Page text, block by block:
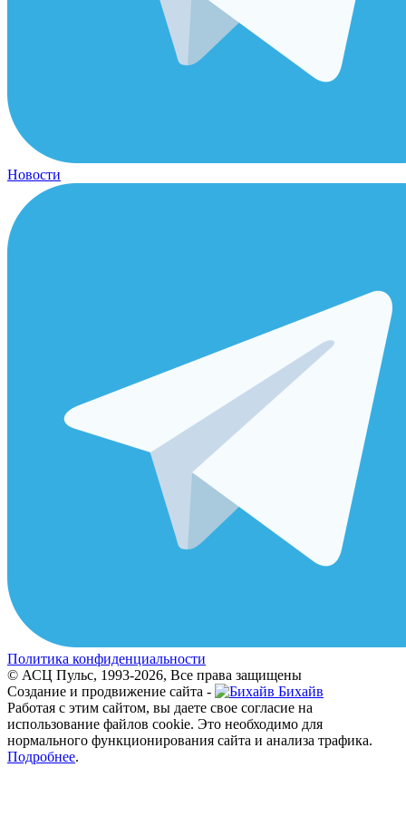
Новости
Политика конфиденциальности
© АСЦ Пульс, 1993-2026, Все права защищены
Создание и продвижение сайта -
Бихайв
Работая с этим сайтом, вы даете свое согласие на
использование файлов cookie. Это необходимо для
нормального функционирования сайта и анализа трафика.
Подробнее.